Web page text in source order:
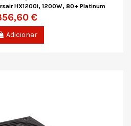
HX1200i, 1200W, 80+ Platinum
€
Adicionar